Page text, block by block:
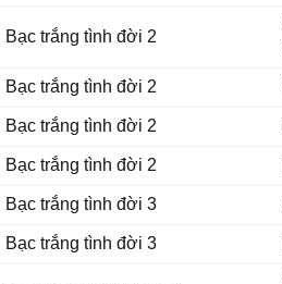
Bạc trắng tình đời 2
Bạc trắng tình đời 2
Bạc trắng tình đời 2
Bạc trắng tình đời 2
Bạc trắng tình đời 3
Bạc trắng tình đời 3